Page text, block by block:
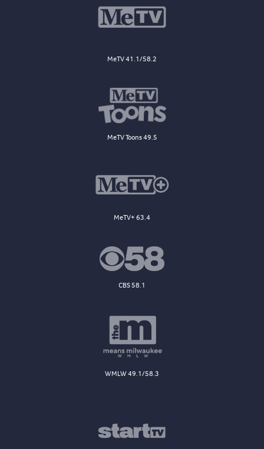
MeTV 41.1/58.2
MeTV Toons 49.5
MeTV+ 63.4
CBS 58.1
WMLW 49.1/58.3